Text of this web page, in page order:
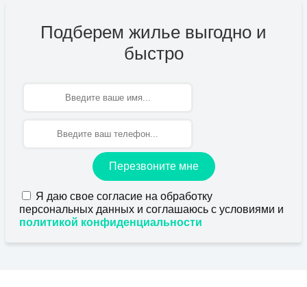
Подберем жилье выгодно и
быстро
Перезвоните мне
Я даю свое согласие на обработку
персональных данных и соглашаюсь с условиями и
политикой конфиденциальности